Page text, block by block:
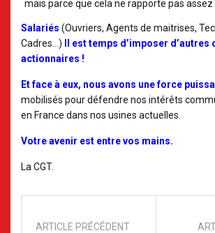
mais parce que cela ne rapporte pas assez
Salariés (Ouvriers, Agents de maitrises,
Cadres…)
Il est temps d’imposer d’autres
actionnaires !
Et face à eux, nous avons une force
mobilisés pour défendre nos intérêts
en France dans nos usines actuelles.
Votre avenir est entre vos mains.
La CGT.
ARTICLE PRÉCÉDENT